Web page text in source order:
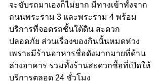
จะขับรถมาเองก็ไม่ยาก มีทางเข้าทั้งจาก
ถนนพระราม 3 และพระราม 4 พร้อม
บริการที่จอดรถชั้นใต้ดิน สะดวก
ปลอดภัย ส่วนเรื่องของกินนั้นหมดห่วง
เพราะมีร้านอาหารชื่อดังมากมายที่ด้าน
ล่างอาคาร รวมทั้งร้านสะดวกซื้อที่เปิดให้
บริการตลอด 24 ชั่วโมง